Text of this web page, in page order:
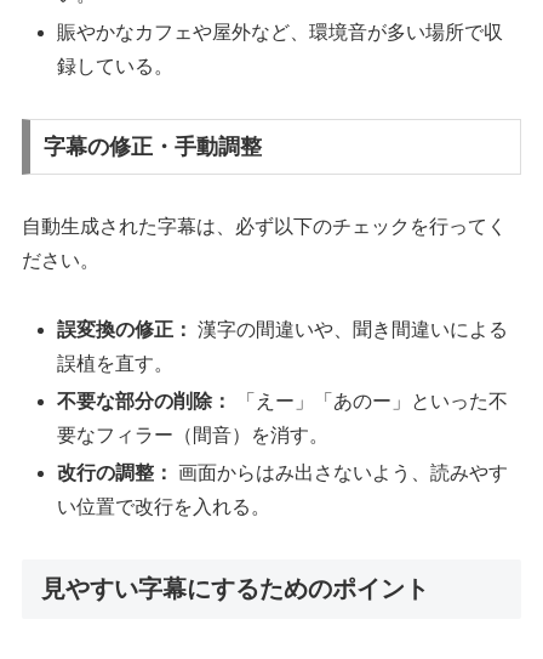
賑やかなカフェや屋外など、環境音が多い場所で収
録している。
字幕の修正・手動調整
自動生成された字幕は、必ず以下のチェックを行ってく
ださい。
誤変換の修正： 漢字の間違いや、聞き間違いによる
誤植を直す。
不要な部分の削除：
「えー」「あのー」といった不
要なフィラー（間音）を消す。
改行の調整： 画面からはみ出さないよう、読みやす
い位置で改行を入れる。
見やすい字幕にするためのポイント